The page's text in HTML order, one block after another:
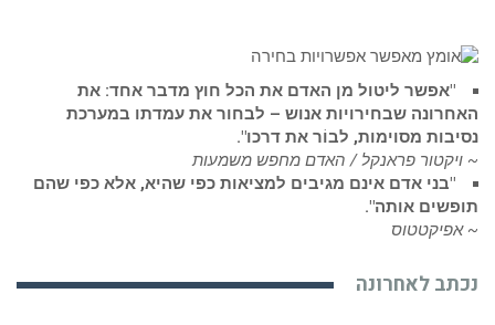
"אפשר ליטול מן האדם את הכל חוץ מדבר אחד: את
האחרונה שבחירויות אנוש – לבחור את עמדתו במערכת
נסיבות מסוימות, לבוֹר את דרכו".
~ ויקטור פראנקל / האדם מחפש משמעות
"בני אדם אינם מגיבים למציאות כפי שהיא, אלא כפי שהם
תופשים אותה".
~ אפיקטטוס
נכתב לאחרונה